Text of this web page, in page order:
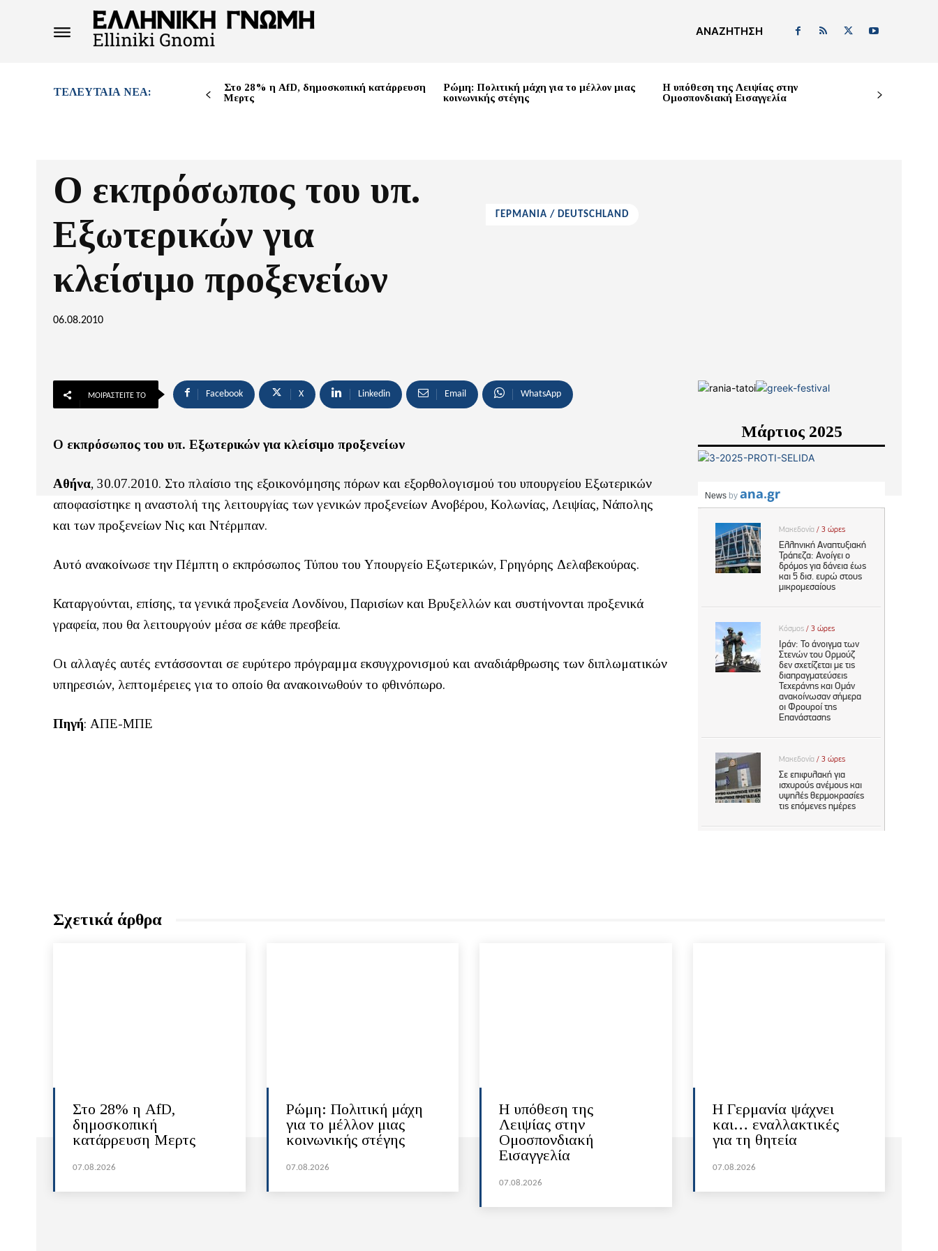
ΑΝΑΖΉΤΗΣΗ
ΤΕΛΕΥΤΑΊΑ ΝΈΑ:
Στο 28% η AfD, δημοσκοπική κατάρρευση
Μερτς
Ρώμη: Πολιτική μάχη για το μέλλον μιας
κοινωνικής στέγης
Η υπόθεση της Λειψίας στην
Ομοσπονδιακή Εισαγγελία
Ο εκπρόσωπος του υπ.
Εξωτερικών για
κλείσιμο προξενείων
06.08.2010
ΓΕΡΜΑΝΙΑ / DEUTSCHLAND
ΜΟΙΡΑΣΤΕΊΤΕ ΤΟ Facebook X Linkedin Email WhatsApp
Ο εκπρόσωπος του υπ. Εξωτερικών για κλείσιμο προξενείων
Αθήνα, 30.07.2010. Στο πλαίσιο της εξοικονόμησης πόρων και εξορθολογισμού του υπουργείου Εξωτερικών
αποφασίστηκε η αναστολή της λειτουργίας των γενικών προξενείων Ανοβέρου, Κολωνίας, Λειψίας, Νάπολης
και των προξενείων Νις και Ντέρμπαν.
Αυτό ανακοίνωσε την Πέμπτη ο εκπρόσωπος Τύπου του Υπουργείο Εξωτερικών, Γρηγόρης Δελαβεκούρας.
Καταργούνται, επίσης, τα γενικά προξενεία Λονδίνου, Παρισίων και Βρυξελλών και συστήνονται προξενικά
γραφεία, που θα λειτουργούν μέσα σε κάθε πρεσβεία.
Οι αλλαγές αυτές εντάσσονται σε ευρύτερο πρόγραμμα εκσυγχρονισμού και αναδιάρθρωσης των διπλωματικών
υπηρεσιών, λεπτομέρειες για το οποίο θα ανακοινωθούν το φθινόπωρο.
Πηγή: ΑΠΕ-ΜΠΕ
Μάρτιος 2025
Σχετικά άρθρα
Στο 28% η AfD,
δημοσκοπική
κατάρρευση Μερτς
07.08.2026
Ρώμη: Πολιτική μάχη
για το μέλλον μιας
κοινωνικής στέγης
07.08.2026
Η υπόθεση της
Λειψίας στην
Ομοσπονδιακή
Εισαγγελία
07.08.2026
H Γερμανία ψάχνει
και… εναλλακτικές
για τη θητεία
07.08.2026